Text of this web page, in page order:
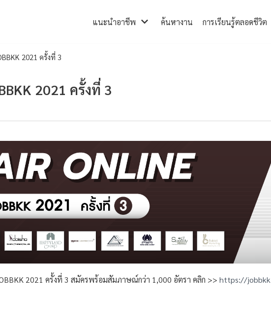
แนะนำอาชีพ ค้นหางาน การเรียนรู้ตลอดชีวิต
2021 ครั้งที่ 3
2021 ครั้งที่ 3
2021 ครั้งที่ 3 สมัครพร้อมสัมภาษณ์กว่า 1,000 อัตรา คลิก >> https://